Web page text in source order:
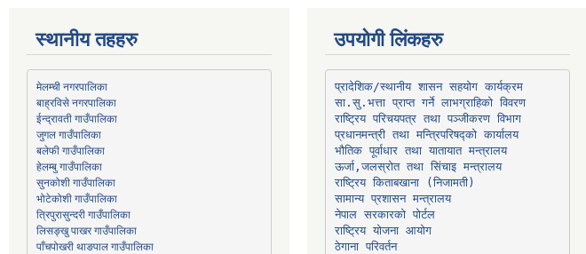
स्थानीय तहहरु
मेलम्ची नगरपालिका
बाह्रविसे नगरपालिका
ईन्द्रावती गाउँपालिका
जुगल गाउँपालिका
बलेफी गाउँपालिका
हेलम्बु गाउँपालिका
सुनकोशी गाउँपालिका
भोटेकोशी गाउँपालिका
त्रिपुरासुन्दरी गाउँपालिका
लिसङ्खु पाखर गाउँपालिका
पाँचपोखरी थाङपाल गाउँपालिका
उपयोगी लिंकहरु
प्रादेशिक/स्थानीय शासन सहयोग कार्यक्रम
सा.सु.भत्ता प्राप्त गर्ने लाभग्राहिको विवरण
राष्ट्रिय परिचयपत्र तथा पञ्‍जीकरण विभाग
प्रधानमन्त्री तथा मन्त्रिपरिषद्को कार्यालय
भौतिक पूर्वाधार तथा यातायात मन्त्रालय
ऊर्जा,जलस्रोत तथा सिंचाइ मन्त्रालय
सामान्य प्रशासन मन्त्रालय
नेपाल सरकारको पोर्टल
राष्ट्रिय योजना आयोग
ठेगाना परिवर्तन